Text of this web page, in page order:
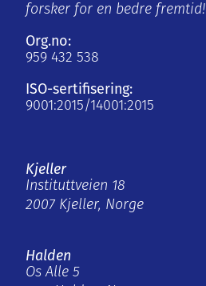
forsker for en bedre fremtid!
Org.no:
959 432 538
ISO-sertifisering:
9001:2015/14001:2015
Kjeller
Instituttveien 18
2007 Kjeller, Norge
Halden
Os Alle 5